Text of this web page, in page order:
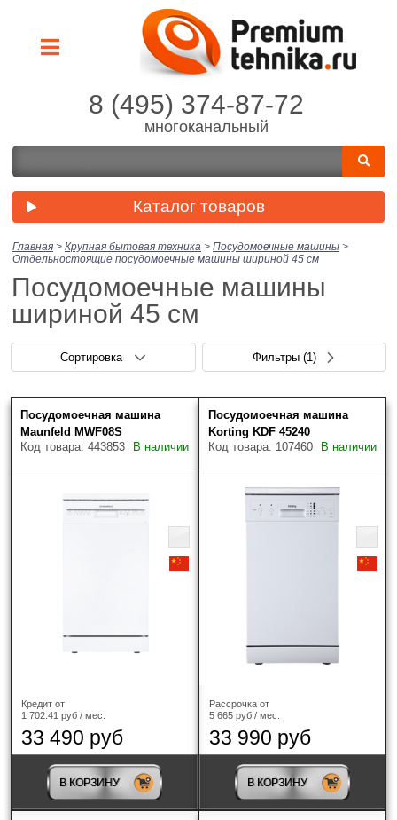
8 (495) 374-87-72
многоканальный
Каталог товаров
Главная > Крупная бытовая техника > Посудомоечные машины >
Отдельностоящие посудомоечные машины шириной 45 см
Посудомоечные машины
шириной 45 см
Сортировка Фильтры (1)
Скрыть фильтры Товаров найдено: 27
Цена (руб.)
Bosch
DeLonghi (3)
Gorenje(2)
Посудомоечная машина
Maunfeld MWF08S
Код товара: 443853
В наличии
Кредит от
1 702.41 руб / мес.
33 490 руб
В КОРЗИНУ
Посудомоечная машина
Korting KDF 45240
Код товара: 107460
В наличии
Рассрочка от
5 665 руб / мес.
33 990 руб
В КОРЗИНУ